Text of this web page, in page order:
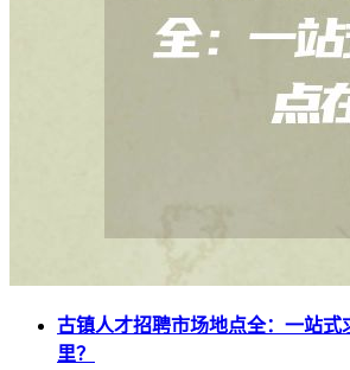
古镇人才招聘市场地点全：一站式
里？